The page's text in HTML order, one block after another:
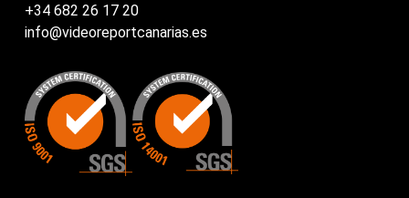
+34 682 26 17 20
info@videoreportcanarias.es